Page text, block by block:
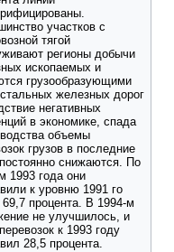
участков с
тягой
регионы добычи
ископаемых и
грузообразующими
железных дорог
негативных
в экономике, спада
объемы
грузов в последние
снижаются. По
1993 года они
к уровню 1991 го
69,7 процента. В 1994-м
не улучшилось, и
к 1993 году
28,5 процента.